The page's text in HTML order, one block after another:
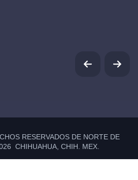
RESERVADOS DE NORTE DE
CHIHUAHUA, CHIH. MEX.